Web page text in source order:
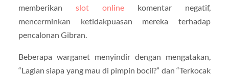
memberikan slot online komentar negatif,
mencerminkan ketidakpuasan mereka terhadap
pencalonan Gibran.
Beberapa warganet menyindir dengan mengatakan,
“Lagian siapa yang mau di pimpin bocil?” dan “Terkocak